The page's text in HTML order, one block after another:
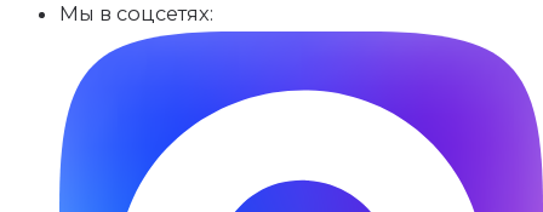
Мы в соцсетях: